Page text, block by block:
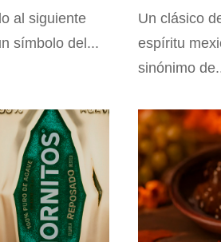
al siguiente
símbolo del...
Un clásico
espíritu
sinónimo